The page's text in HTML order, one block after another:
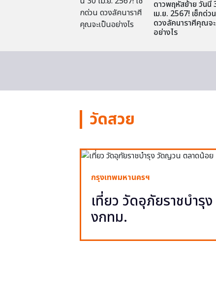
ดาวพฤหัสย้าย วันนี้
เม.ย. 2567! เช็กด่วน
ดวงลัคนาราศีคุณจะ
อย่างไร
วัดสวย
กรุงเทพมหานครฯ
เที่ยว วัดอุภัยราชบำ
งกทม.